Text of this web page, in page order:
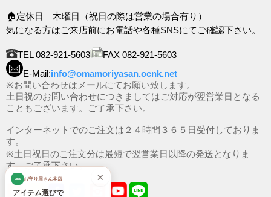
🏠定休日 木曜日（祝日の際は営業の場合有り）
気になる方はご来店前にお電話や各種SNSにてご確認下さい。
TEL 082-921-5603
FAX 082-921-5603
E-Mail:info@omamoriyasan.ocnk.net
※お問い合わせはメールにてお願い致します。
土日祝のお問い合わせにつきましてはご対応が翌営業日となる
こともございます。ご了承下さい。
インターネットでのご注文は２４時間３６５日受付しておりま
す。
※土日祝日のご注文分は最短で翌営業日以降の発送となりま
す。ご了承下さい。
×
LINE お守り屋さん本店
アイテム選びで